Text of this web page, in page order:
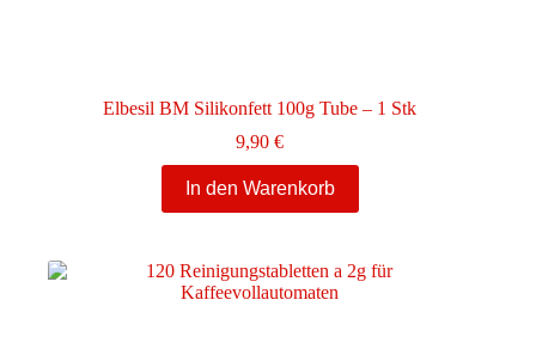
Elbesil BM Silikonfett 100g Tube – 1 Stk
9,90€
In den Warenkorb